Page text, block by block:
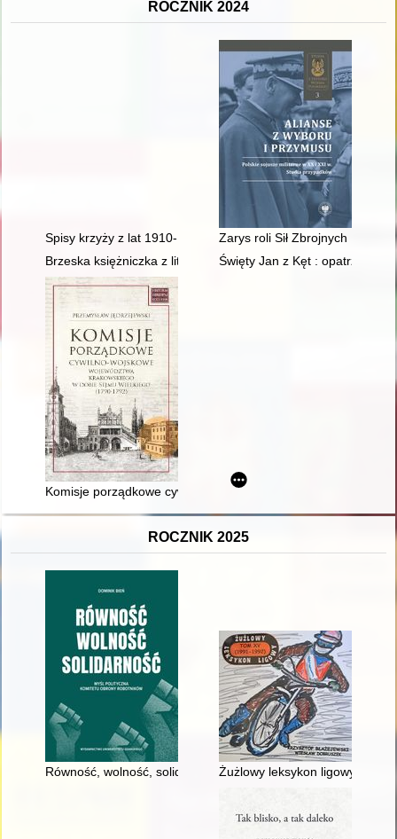
ROCZNIK 2024
Spisy krzyży z lat 1910-1913 jako źródła do badań nad
Zarys roli Sił Zbrojnych PRL w
Brzeska księżniczka z litewskiego rodu : o Ludwice Karolinie
Święty Jan z Kęt :
Komisje porządkowe cywilno-wojskowe województwa
ROCZNIK 2025
Równość, wolność, solidarność : myśl polityczna Komitetu
Żużlowy leksykon ligowy. T. 15,